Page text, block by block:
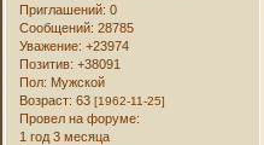
Приглашений: 0
Сообщений: 28785
Уважение: +23974
Позитив: +38091
Пол: Мужской
Возраст: 63[1962-11-25]
Провел на форуме:
1 год 3 месяца